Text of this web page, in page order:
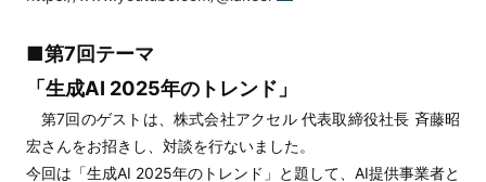
■第7回テーマ
「生成AI 2025年のトレンド」
第7回のゲストは、株式会社アクセル 代表取締役社長 斉藤昭
宏さんをお招きし、対談を行ないました。
今回は「生成AI 2025年のトレンド」と題して、AI提供事業者と